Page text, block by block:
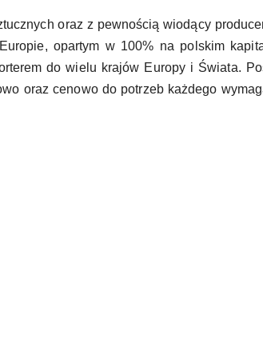
oraz z pewnością wiodący
opartym w 100% na polskim
do wielu krajów Europy i Świata.
oraz cenowo do potrzeb każdego